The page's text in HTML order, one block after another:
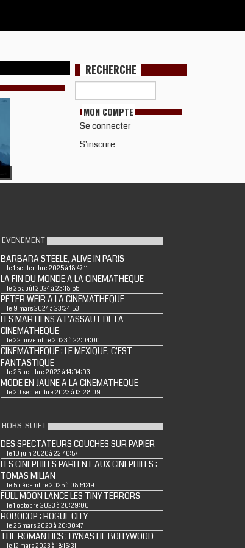
RECHERCHE
MON COMPTE
Se connecter
S'inscrire
EVENEMENT
BARBARA STEELE, ALIVE IN PARIS
le 1 septembre 2025 à 18:47:11
LA FIN DU MONDE A LA CINEMATHEQUE
le 25 août 2024 à 23:18:55
PETER WEIR A LA CINEMATHEQUE
le 9 mars 2024 à 23:24:53
LES MARTIENS A L'ASSAUT DE LA
CINEMATHEQUE
le 22 novembre 2023 à 22:04:00
CINEMATHEQUE : LE MEXIQUE, C'EST
FANTASTIQUE
le 25 octobre 2023 à 14:04:03
MODE EN JAUNE A LA CINEMATHEQUE
le 20 septembre 2023 à 13:28:09
HORS-SUJET
DES SPECTATEURS COUCHES SUR PAPIER
le 10 juin 2026 à 22:46:57
LES CINEPHILES PARLENT AUX CINEPHILES :
TOMAS MILIAN
le 5 décembre 2025 à 08:51:49
FULL MOON LANCE LES TINY TERRORS
le 1 octobre 2023 à 20:29:00
ROBOCOP : ROGUE CITY
le 26 mars 2023 à 20:30:47
THE ROMANTICS : DYNASTIE BOLLYWOOD
le 12 mars 2023 à 18:16:31